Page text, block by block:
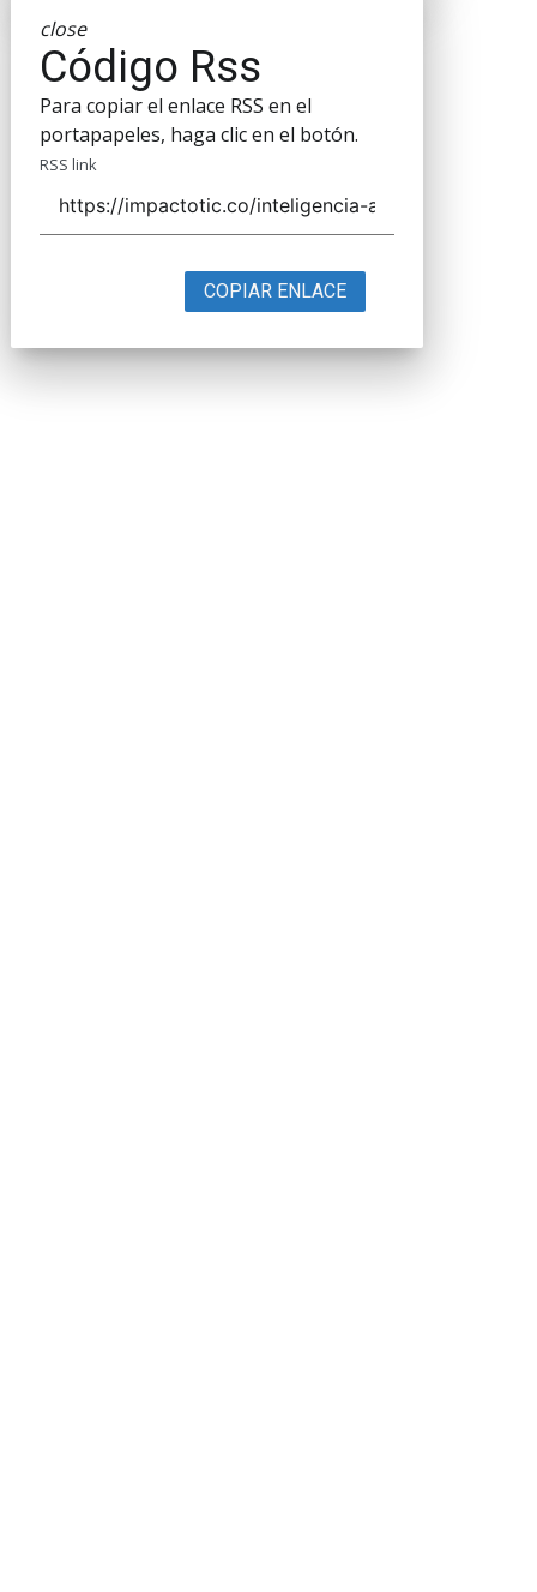
close
Código Rss
Para copiar el enlace RSS en el
portapapeles, haga clic en el botón.
RSS link
COPIAR ENLACE